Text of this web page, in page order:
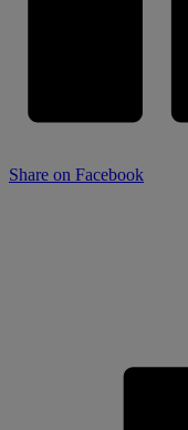
Share on Facebook